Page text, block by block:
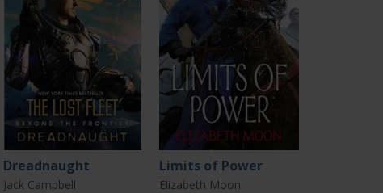
Dreadnaught
Jack Campbell
Limits of Power
Elizabeth Moon